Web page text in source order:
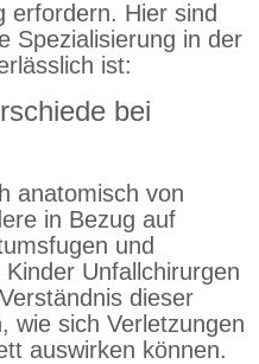
erfordern. Hier sind
Spezialisierung in der
ist:
bei
anatomisch von
in Bezug auf
und
Unfallchirurgen
dieser
wie sich Verletzungen
auswirken können.